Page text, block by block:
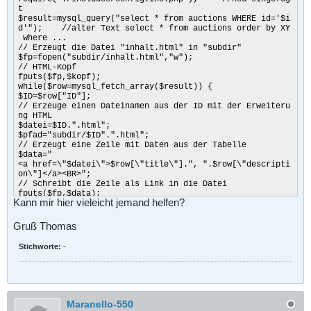
t
$result=mysql_query("select * from auctions WHERE id='$i
d'"); //alter Text select * from auctions order by XY
where ...
// Erzeugt die Datei "inhalt.html" in "subdir"
$fp=fopen("subdir/inhalt.html","w");
// HTML-Kopf
fputs($fp,$kopf);
while($row=mysql_fetch_array($result)) {
$ID=$row["ID"];
// Erzeuge einen Dateinamen aus der ID mit der Erweiteru
ng HTML
$datei=$ID.".html";
$pfad="subdir/$ID".".html";
// Erzeugt eine Zeile mit Daten aus der Tabelle
$data="
<a href=\"$datei\">$row[\"title\"].", ".$row[\"descripti
on\"]</a><BR>";
// Schreibt die Zeile als Link in die Datei
fputs($fp,$data);
// erzeugt eine weitere HTML-Datei
$kopf1="<html><head><title></title>
<meta name=\"robots\" content=\"index\">
</head><body>\n";
fputs($fp1,$kopf1);
// Erzeugt den Text, der angezeigt werden soll
Bei <a href=\"http://www.besserkauf.de\">
[url]www.besserkauf.de[/url]</a>
Kann mir hier vieleicht jemand helfen?
Gruß Thomas
Stichworte: -
Maranello-550